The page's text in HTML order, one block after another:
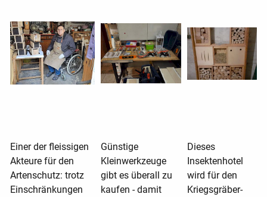
Einer der fleissigen
Akteure für den
Artenschutz: trotz
Einschränkungen
Günstige
Kleinwerkzeuge
gibt es überall zu
kaufen - damit
Dieses
Insektenhotel
wird für den
Kriegsgräber-